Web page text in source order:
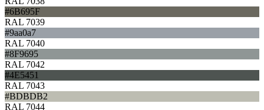
#6B695F
RAL 7039
#9aa0a7
RAL 7040
#8F9695
RAL 7042
#4E5451
RAL 7043
#BDBDB2
RAL 7044